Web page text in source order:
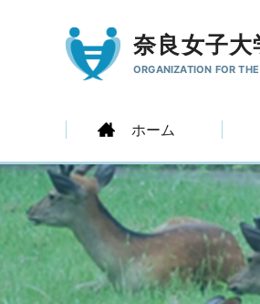
奈良女子
ORGANIZATION FOR
ホーム